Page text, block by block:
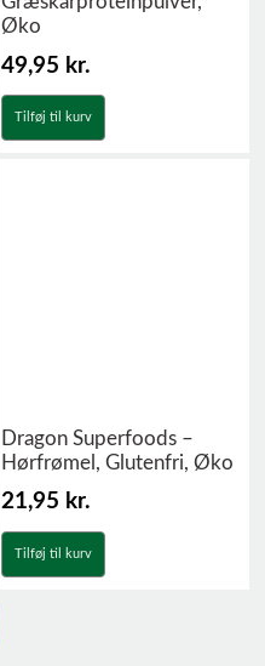
Øko
49,95 kr.
Tilføj til kurv
Dragon Superfoods –
Hørfrømel, Glutenfri, Øko
21,95 kr.
Tilføj til kurv